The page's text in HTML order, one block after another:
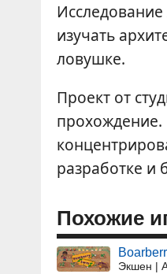
изучать
ловушке.
Проект от
прохождение.
разработке и
Похожие
Экшен |